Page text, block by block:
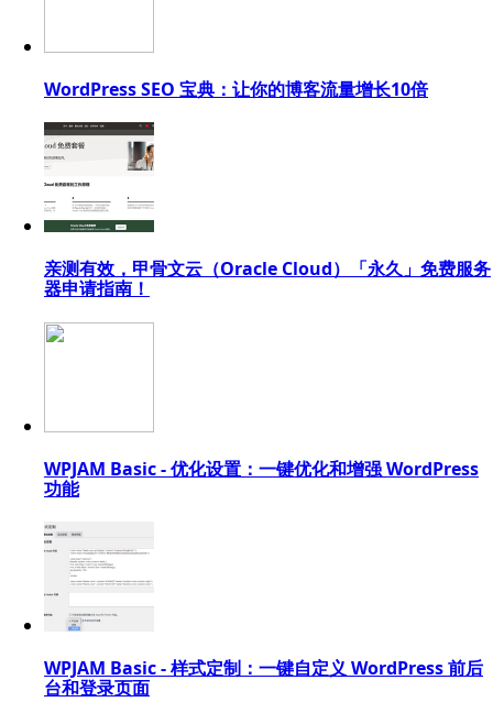
WordPress SEO 宝典：让你的博客流量增长10倍
亲测有效，甲骨文云（Oracle Cloud）「永久」免费服务
器申请指南！
WPJAM Basic - 优化设置：一键优化和增强 WordPress
功能
WPJAM Basic - 样式定制：一键自定义 WordPress 前后
台和登录页面